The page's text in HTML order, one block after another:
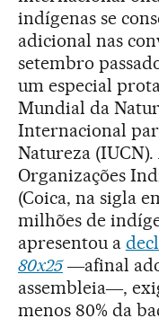
indígenas se
adicional nas
setembro
um especial
Mundial da
Internacional
Natureza
Organizações
(Coica, na sigla
milhões de
apresentou a
80x25―afinal
assembleia―,
menos 80% da